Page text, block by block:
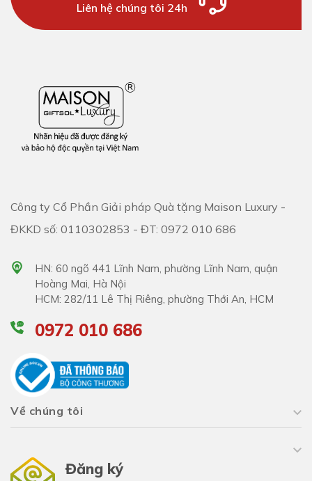
Liên hệ chúng tôi 24h
Công ty Cổ Phần Giải pháp Quà tặng Maison Luxury -
ĐKKD số: 0110302853 - ĐT: 0972 010 686
HN: 60 ngõ 441 Lĩnh Nam, phường Lĩnh Nam, quận
Hoàng Mai, Hà Nội
HCM: 282/11 Lê Thị Riêng, phường Thới An, HCM
0972 010 686
Về chúng tôi
Đăng ký